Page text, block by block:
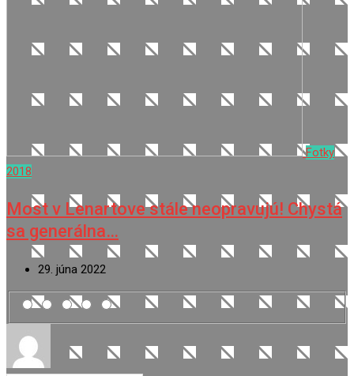
Fotky
2018
Most v Lenartove stále neopravujú! Chystá
sa generálna…
29. júna 2022